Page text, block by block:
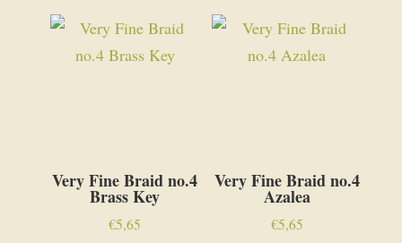
Very Fine Braid no.4
Brass Key
€5,65
Very Fine Braid no.4
Azalea
€5,65